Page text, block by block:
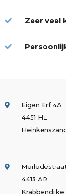
Zeer veel
Eigen Erf 4A
4451 HL
4413 AR
Krabbendijke